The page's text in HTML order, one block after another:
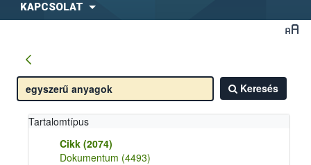
KAPCSOLAT
Keresés
Tartalomtípus
Cikk (2074)
Dokumentum (4493)